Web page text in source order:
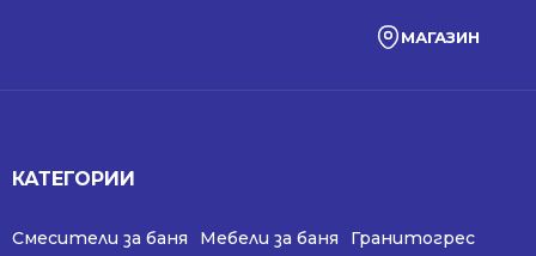
МАГАЗИН
КАТЕГОРИИ
Смесители за баня Мебели за баня
Гранитогрес